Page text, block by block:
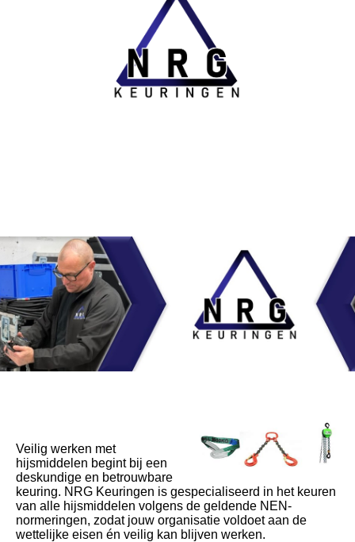
Veilig werken met
hijsmiddelen begint bij een
deskundige en betrouwbare
keuring. NRG Keuringen is gespecialiseerd in het keuren
van alle hijsmiddelen volgens de geldende NEN-
normeringen, zodat jouw organisatie voldoet aan de
wettelijke eisen én veilig kan blijven werken.